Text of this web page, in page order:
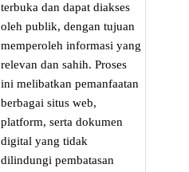
terbuka dan dapat diakses
oleh publik, dengan tujuan
memperoleh informasi yang
relevan dan sahih. Proses
ini melibatkan pemanfaatan
berbagai situs web,
platform, serta dokumen
digital yang tidak
dilindungi pembatasan